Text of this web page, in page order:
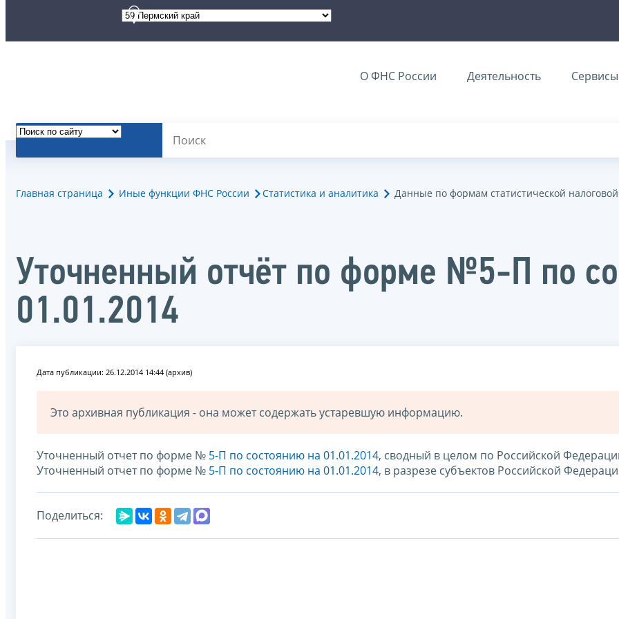
О ФНС России Деятельность Сервисы
Главная страница Иные функции ФНС России Статистика и аналитика Данные по формам статистической
Уточненный отчёт по форме №5-П по
01.01.2014
Дата публикации: 26.12.2014 14:44 (архив)
Это архивная публикация - она может содержать устаревшую информацию.
Уточненный отчет по форме № 5-П по состоянию на 01.01.2014, сводный в целом по Российской
Уточненный отчет по форме № 5-П по состоянию на 01.01.2014, в разрезе субъектов Российской
Поделиться: